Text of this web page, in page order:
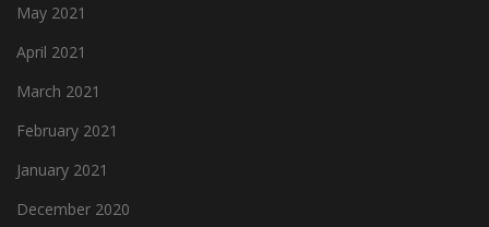
May 2021
April 2021
March 2021
February 2021
January 2021
December 2020